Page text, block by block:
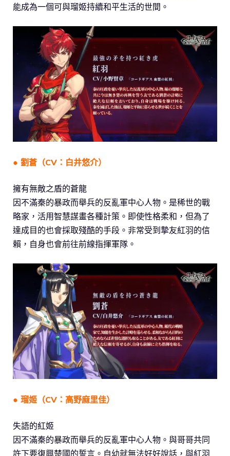
能成為一個可與瑠姬持續和平生活的世間。
● 劉蒼（CV：白井悠介）
擁有無敵之盾的蒼龍
因不滿秦的暴政而舉兵的反亂軍中心人物。是稀世的戰
略家，活用智慧謀畫各種計策。即使性格柔和，但為了
達成目的也會採取殘酷的手段。非常受到摯友紅羽的信
賴，自身也會前往前線指揮軍隊。
● 瑠姬（CV：高野麻里佳）
失語的紅姬
因不滿秦的暴政而舉兵的反亂軍中心人物。與哥哥共同
許下要復興楚國的誓言。自幼就無法好好說話，與紅羽